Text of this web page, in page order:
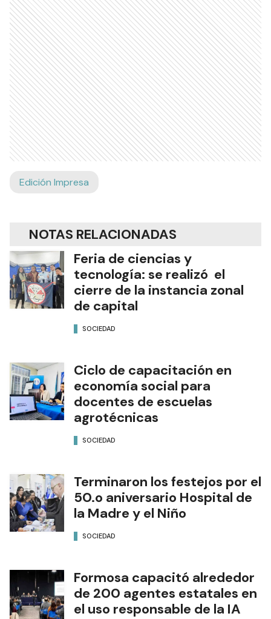
Edición Impresa
NOTAS RELACIONADAS
Feria de ciencias y
tecnología: se realizó el
cierre de la instancia zonal
de capital
SOCIEDAD
Ciclo de capacitación en
economía social para
docentes de escuelas
agrotécnicas
SOCIEDAD
Terminaron los festejos por el
50.o aniversario Hospital de
la Madre y el Niño
SOCIEDAD
Formosa capacitó alrededor
de 200 agentes estatales en
el uso responsable de la IA